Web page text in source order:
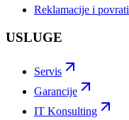
Reklamacije i povrati
USLUGE
Servis
Garancije
IT Konsulting